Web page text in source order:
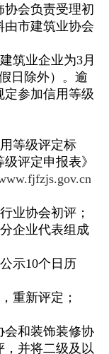
协会负责受理初
由市建筑业协会
筑业企业为3月
日除外）。逾
定参加信用等级
等级评定标
评定申报表》
业协会初评；
企业代表组成
示10个日历
重新评定；
会和装饰装修协
并将二级及以